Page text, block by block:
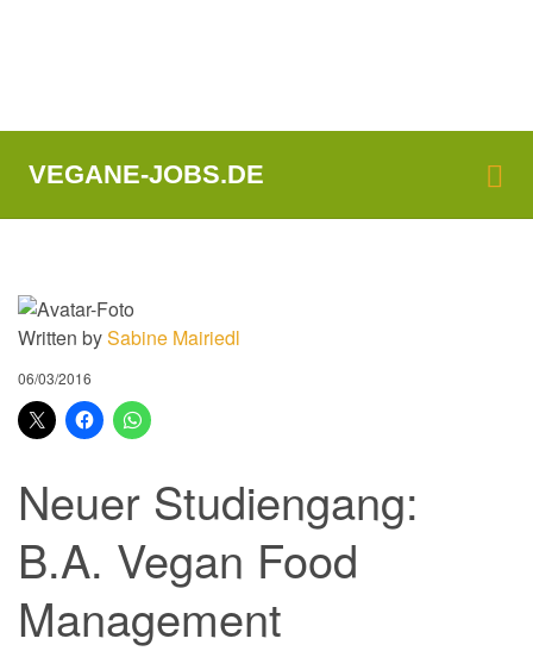
VEGANE-JOBS.DE
Written bySabine Mairiedl
06/03/2016
Neuer Studiengang:
B.A. Vegan Food
Management